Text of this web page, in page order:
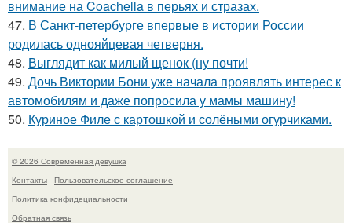
внимание на Coachella в перьях и стразах.
47. В Санкт-петербурге впервые в истории России
родилась однояйцевая четверня.
48. Выглядит как милый щенок (ну почти!
49. Дочь Виктории Бони уже начала проявлять интерес к
автомобилям и даже попросила у мамы машину!
50. Куриное Филе с картошкой и солёными огурчиками.
© 2026 Современная девушка
Контакты
Пользовательское соглашение
Политика конфидециальности
Обратная связь